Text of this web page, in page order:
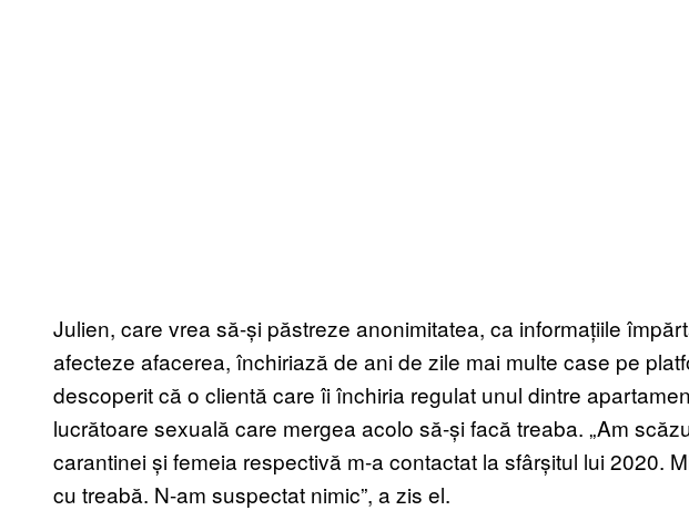
Julien, care vrea să-și păstreze anonimitatea, ca informațiile
afecteze afacerea, închiriază de ani de zile mai multe case pe
descoperit că o clientă care îi închiria regulat unul dintre
lucrătoare sexuală care mergea acolo să-și facă treaba. „Am
carantinei și femeia respectivă m-a contactat la sfârșitul lui 2020.
cu treabă. N-am suspectat nimic”, a zis el.